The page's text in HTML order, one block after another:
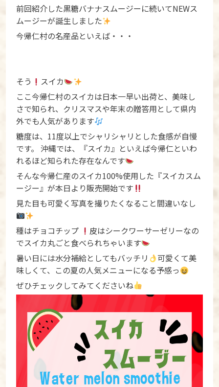
前回紹介した黒糖バナナスムージーに続いてNEWス
ムージーが誕生しました
今帰仁村の名産品といえば・・・
そう
スイカ
ここ今帰仁村のスイカは日本一早い出荷と、美味し
さで知られ、クリスマスや年末の贈答用として県内
外でも人気があります
糖度は、11度以上でシャリシャリとした食感が自慢
です。 沖縄では、『スイカ』といえば今帰仁といわ
れるほど知られた存在なんです
そんな今帰仁産のスイカ100%使用した『スイカスム
ージー』が本日より販売開始です
見た目も可愛く写真を撮りたくなること間違いなし
種はチョコチップ
皮はシークワーサーゼリーなの
でスイカ丸ごと食べられちゃいます
暑い日には水分補給としてもバッチリ
可愛くて美
味しくて、この夏の人気メニューになる予感っ
ぜひチェックしてみてくださいね